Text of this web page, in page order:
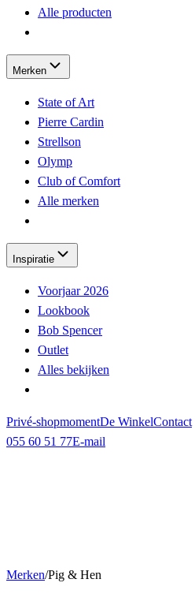
Alle producten
Merken
State of Art
Pierre Cardin
Strellson
Olymp
Club of Comfort
Alle merken
Inspiratie
Voorjaar 2026
Lookbook
Bob Spencer
Outlet
Alles bekijken
Privé-shopmomentDe WinkelContact
055 60 51 77E-mail
Merken/Pig & Hen